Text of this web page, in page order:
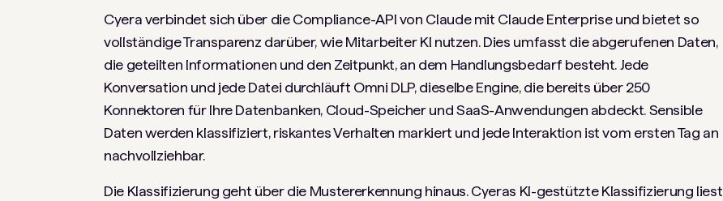
Cyera verbindet sich über die Compliance-API von Claude mit Claude Enterprise und bietet so
vollständige Transparenz darüber, wie Mitarbeiter KI nutzen. Dies umfasst die abgerufenen Daten,
die geteilten Informationen und den Zeitpunkt, an dem Handlungsbedarf besteht. Jede
Konversation und jede Datei durchläuft Omni DLP, dieselbe Engine, die bereits über 250
Konnektoren für Ihre Datenbanken, Cloud-Speicher und SaaS-Anwendungen abdeckt. Sensible
Daten werden klassifiziert, riskantes Verhalten markiert und jede Interaktion ist vom ersten Tag an
nachvollziehbar.
Die Klassifizierung geht über die Mustererkennung hinaus. Cyeras KI-gestützte Klassifizierung liest